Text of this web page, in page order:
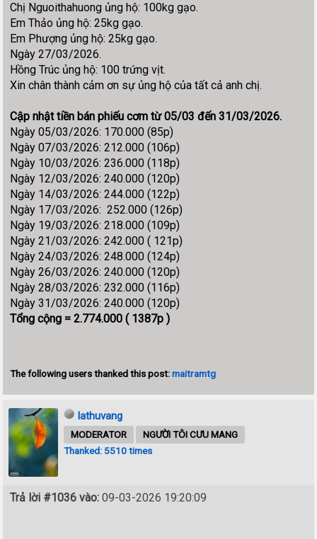
Chị Nguoithahuong ủng hộ: 100kg gạo.
Em Thảo ủng hộ: 25kg gạo.
Em Phượng ủng hộ: 25kg gạo.
Ngày 27/03/2026.
Hồng Trúc ủng hộ: 100 trứng vịt.
Xin chân thành cảm ơn sự ủng hộ của tất cả anh chị.
Cập nhật tiền bán phiếu cơm từ 05/03 đến 31/03/2026.
Ngày 05/03/2026: 170.000 (85p)
Ngày 07/03/2026: 212.000 (106p)
Ngày 10/03/2026: 236.000 (118p)
Ngày 12/03/2026: 240.000 (120p)
Ngày 14/03/2026: 244.000 (122p)
Ngày 17/03/2026: 252.000 (126p)
Ngày 19/03/2026: 218.000 (109p)
Ngày 21/03/2026: 242.000 ( 121p)
Ngày 24/03/2026: 248.000 (124p)
Ngày 26/03/2026: 240.000 (120p)
Ngày 28/03/2026: 232.000 (116p)
Ngày 31/03/2026: 240.000 (120p)
Tổng cộng = 2.774.000 ( 1387p )
The following users thanked this post:maitramtg
lathuvang
MODERATOR
NGƯỜI TÔI CƯU MANG
Thanked: 5510 times
Trả lời #1036 vào: 09-03-2026 19:20:09